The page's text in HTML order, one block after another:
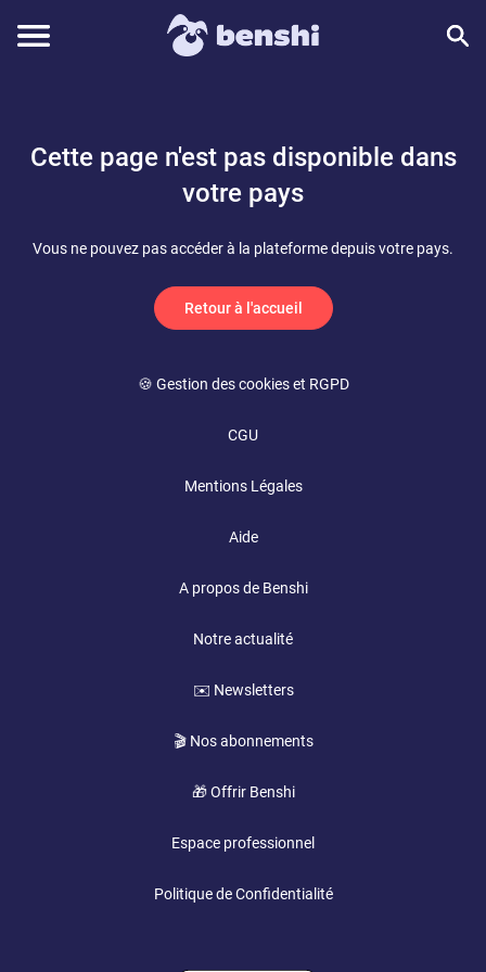
Cette page n'est pas disponible dans
votre pays
Vous ne pouvez pas accéder à la plateforme depuis votre pays.
Retour à l'accueil
🍪 Gestion des cookies et RGPD
CGU
Mentions Légales
Aide
A propos de Benshi
Notre actualité
✉️ Newsletters
🎬 Nos abonnements
🎁 Offrir Benshi
Espace professionnel
Politique de Confidentialité